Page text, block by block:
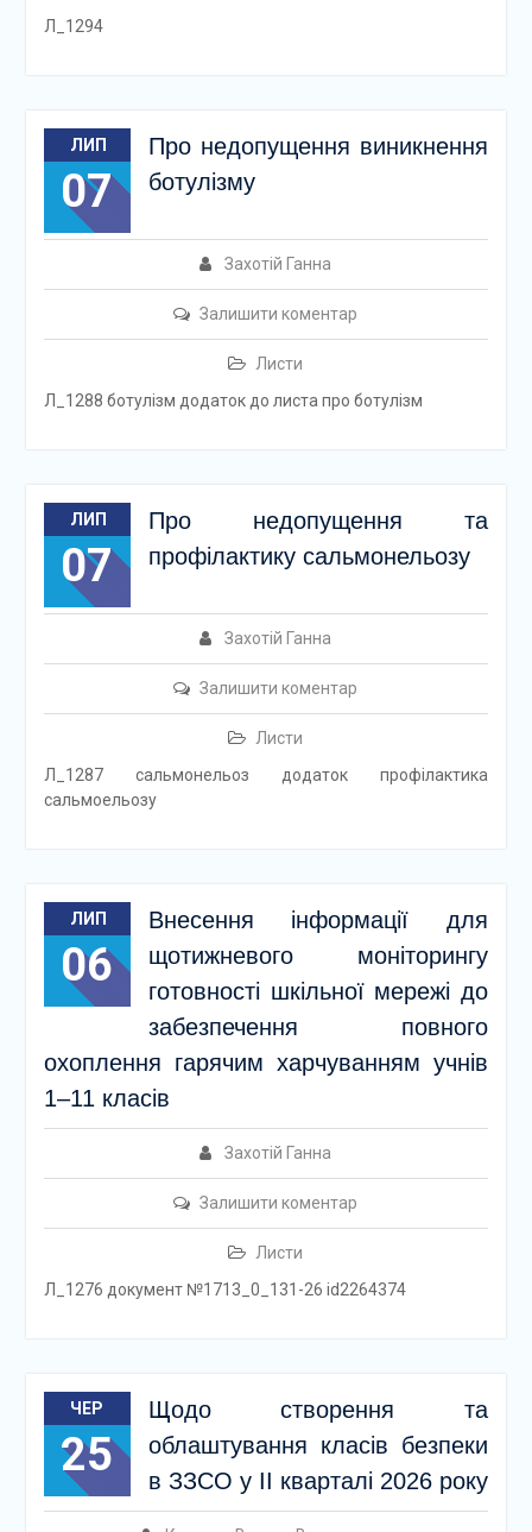
Л_1294
ЛИП
07
Про недопущення виникнення
ботулізму
Захотій Ганна
Залишити коментар
Листи
Л_1288 ботулізм додаток до листа про ботулізм
ЛИП
07
Про недопущення та
профілактику сальмонельозу
Захотій Ганна
Залишити коментар
Листи
Л_1287 сальмонельоз додаток профілактика
сальмоельозу
ЛИП
06
Внесення інформації для
щотижневого моніторингу
готовності шкільної мережі до
забезпечення повного
охоплення гарячим харчуванням учнів
1–11 класів
Захотій Ганна
Залишити коментар
Листи
Л_1276 документ №1713_0_131-26 id2264374
ЧЕР
25
Щодо створення та
облаштування класів безпеки
в ЗЗСО у ІІ кварталі 2026 року